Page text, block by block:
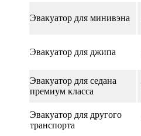
Эвакуатор для минивэна
Эвакуатор для джипа
Эвакуатор для седана
премиум класса
Эвакуатор для другого
транспорта